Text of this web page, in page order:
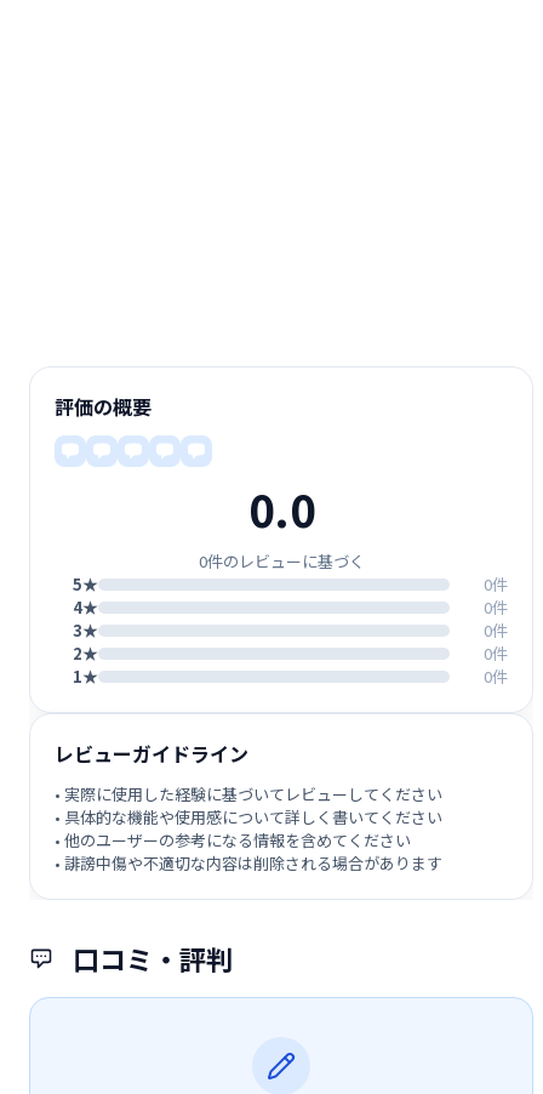
口コミ・評判
評価の概要
0.0
0件のレビューに基づく
5★
0件
4★
0件
3★
0件
2★
0件
1★
0件
レビューガイドライン
• 実際に使用した経験に基づいてレビューしてください
• 具体的な機能や使用感について詳しく書いてください
• 他のユーザーの参考になる情報を含めてください
• 誹謗中傷や不適切な内容は削除される場合があります